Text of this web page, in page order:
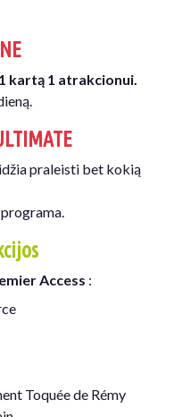
kartą 1 atrakcionui.
praleisti bet kokią
Access :
Toquée de Rémy